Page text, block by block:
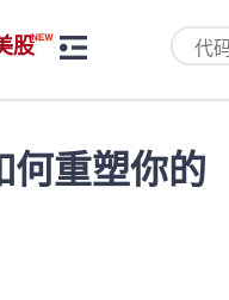
股
何重塑你的